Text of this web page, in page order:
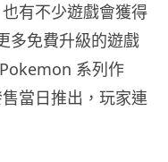
有不少遊戲會獲得
多免費升級的遊戲
系列作
當日推出，玩家連